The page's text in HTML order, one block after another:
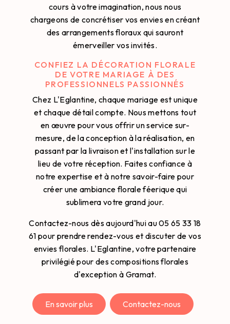
cours à votre imagination, nous nous
chargeons de concrétiser vos envies en créant
des arrangements floraux qui sauront
émerveiller vos invités.
CONFIEZ LA DÉCORATION FLORALE
DE VOTRE MARIAGE À DES
PROFESSIONNELS PASSIONNÉS
Chez L'Eglantine, chaque mariage est unique
et chaque détail compte. Nous mettons tout
en œuvre pour vous offrir un service sur-
mesure, de la conception à la réalisation, en
passant par la livraison et l'installation sur le
lieu de votre réception. Faites confiance à
notre expertise et à notre savoir-faire pour
créer une ambiance florale féerique qui
sublimera votre grand jour.
Contactez-nous dès aujourd'hui au 05 65 33 18
61 pour prendre rendez-vous et discuter de vos
envies florales. L'Eglantine, votre partenaire
privilégié pour des compositions florales
d'exception à Gramat.
En savoir plus Contactez-nous